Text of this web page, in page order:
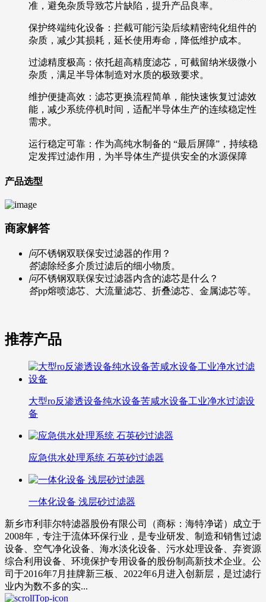
准，避免杂质导致芯片缺陷，提升产品良率。
保护终端纯化设备：拦截可能污染后续精密纯化组件的
杂质，减少其损耗，延长使用寿命，降低维护成本。
过滤精度极高：依托超高精度滤芯，可截留纳米级微小
杂质，满足半导体制造对水质的极致要求。
维护便捷高效：滤芯更换流程简单，能快速恢复过滤效
能，减少系统停机时间，适配半导体生产的连续稳定性
需求。
运行稳定可靠：作为高纯水制备的 “最后屏障”，持续稳
定发挥过滤作用，为半导体生产提供安全的水源保障
产品选型
商家解答
问不锈钢双联保安过滤器的作用？
答滤除经多介质过滤后的细小物质。
问不锈钢双联保安过滤器内含的滤芯是什么？
答pp熔喷滤芯、大流量滤芯、折叠滤芯、金属滤芯等。
推荐产品
大型ro反渗透设备纯水设备苦咸水设备工业净水过滤设
备
应急供水处理系统 石英砂过滤器
一体化设备 浅层砂过滤器
新乡市利菲尔特滤器股份有限公司（商标：海特净诺）成立于
2008年，专注于流体环保行业，是专业研发、制造和销售过滤
设备、空气净化设备、海水淡化设备、污水处理设备、弃资源
综合利用设备、环境保护专用设备的股份制高新技术企业。公
司于2016年7月挂牌新三板、2022年6月进入创新层，是过滤行
业内为数不多的实...